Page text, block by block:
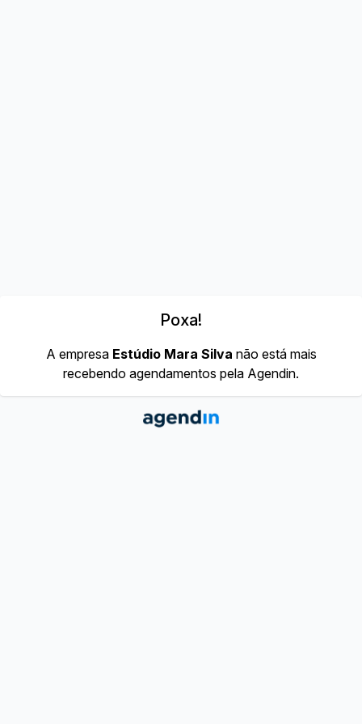
Poxa!
A empresa Estúdio Mara Silva não está mais
recebendo agendamentos pela Agendin.